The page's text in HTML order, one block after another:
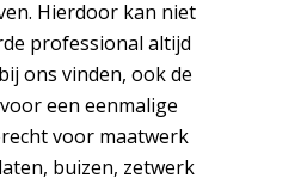
Hierdoor kan niet
professional altijd
ons vinden, ook de
een eenmalige
voor maatwerk
buizen, zetwerk